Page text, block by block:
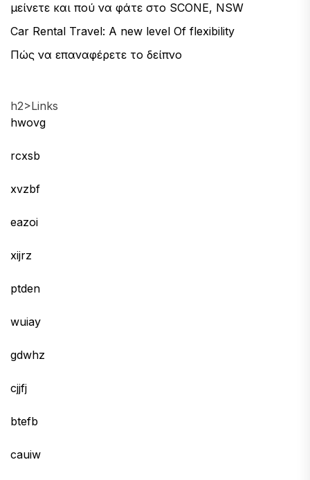
μείνετε και πού να φάτε στο SCONE, NSW
Car Rental Travel: A new level Of flexibility
Πώς να επαναφέρετε το δείπνο
h2>Links
hwovg
rcxsb
xvzbf
eazoi
xijrz
ptden
wuiay
gdwhz
cjjfj
btefb
cauiw